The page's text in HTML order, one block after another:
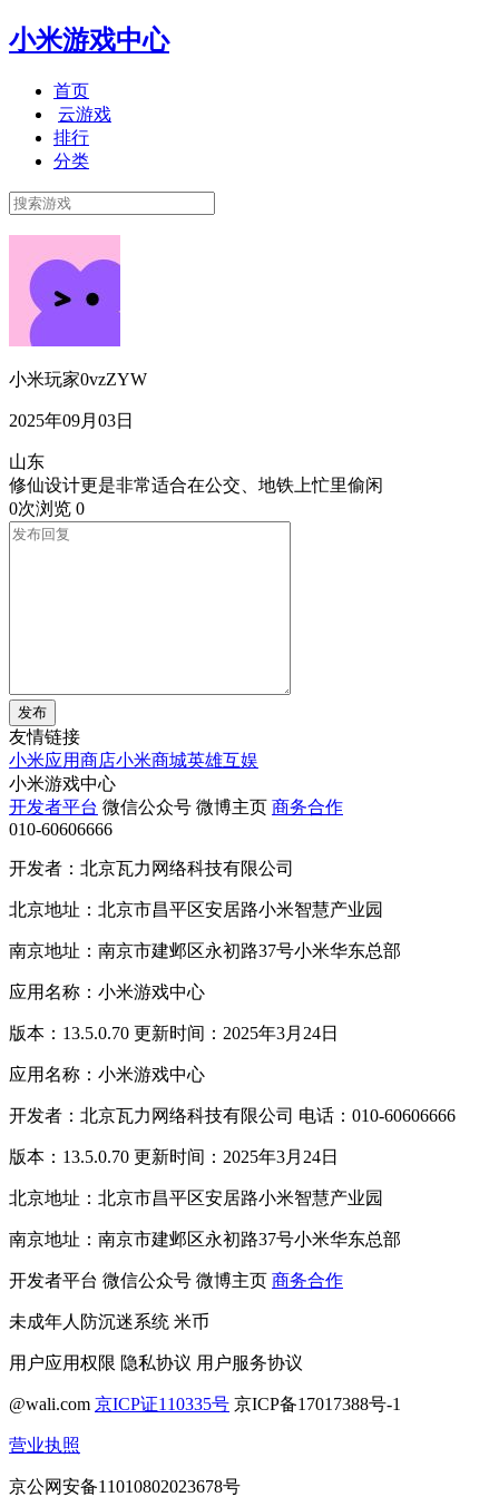
小米游戏中心
首页
云游戏
排行
分类
小米玩家0vzZYW
2025年09月03日
山东
修仙设计更是非常适合在公交、地铁上忙里偷闲
0次浏览 0
发布
友情链接
小米应用商店小米商城英雄互娱
小米游戏中心
开发者平台 微信公众号 微博主页 商务合作
010-60606666
开发者：北京瓦力网络科技有限公司
北京地址：北京市昌平区安居路小米智慧产业园
南京地址：南京市建邺区永初路37号小米华东总部
应用名称：小米游戏中心
版本：13.5.0.70 更新时间：2025年3月24日
应用名称：小米游戏中心
开发者：北京瓦力网络科技有限公司 电话：010-60606666
版本：13.5.0.70 更新时间：2025年3月24日
北京地址：北京市昌平区安居路小米智慧产业园
南京地址：南京市建邺区永初路37号小米华东总部
开发者平台 微信公众号 微博主页 商务合作
未成年人防沉迷系统 米币
用户应用权限 隐私协议 用户服务协议
@wali.com 京ICP证110335号 京ICP备17017388号-1
营业执照
京公网安备11010802023678号